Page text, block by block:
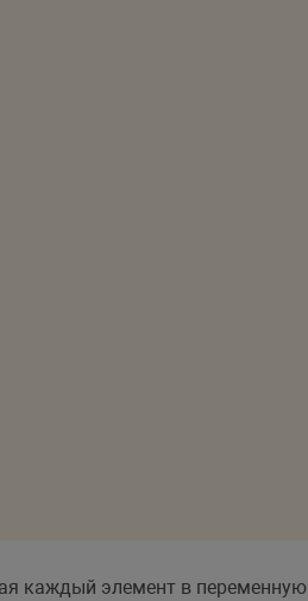
каждый элемент в переменную